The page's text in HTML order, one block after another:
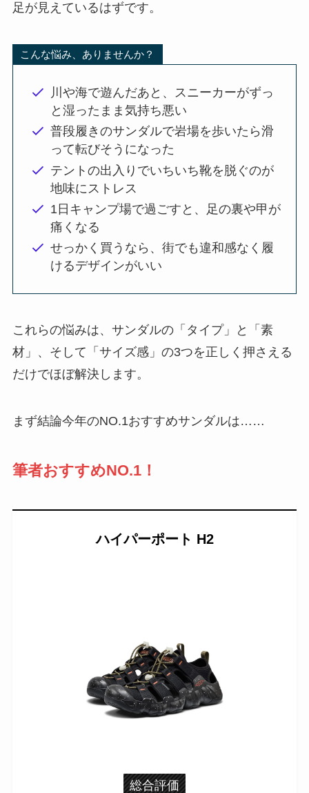
足が見えているはずです。
こんな悩み、ありませんか？
川や海で遊んだあと、スニーカーがずっ
と湿ったまま気持ち悪い
普段履きのサンダルで岩場を歩いたら滑
って転びそうになった
テントの出入りでいちいち靴を脱ぐのが
地味にストレス
1日キャンプ場で過ごすと、足の裏や甲が
痛くなる
せっかく買うなら、街でも違和感なく履
けるデザインがいい
これらの悩みは、サンダルの「タイプ」と「素
材」、そして「サイズ感」の3つを正しく押さえる
だけでほぼ解決します。
まず結論今年のNO.1おすすめサンダルは……
筆者おすすめNO.1！
ハイパーポート H2
総合評価